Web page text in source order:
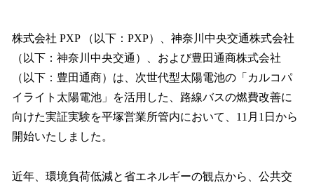
！
数
を
読
み
込
み
中
す
株式会社 PXP （以下：PXP）、神奈川中央交通株式会社
（以下：神奈川中央交通）、および豊田通商株式会社
（以下：豊田通商）は、次世代型太陽電池の「カルコパ
イライト太陽電池」を活用した、路線バスの燃費改善に
向けた実証実験を平塚営業所管内において、11月1日から
開始いたしました。
近年、環境負荷低減と省エネルギーの観点から、公共交